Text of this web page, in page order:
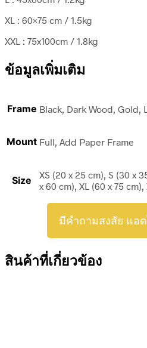
XL : 60×75 cm / 1.5kg
XXL : 75x100cm / 1.8kg
ข้อมูลเพิ่มเติม
Frame Black, Dark Wood, Gold,
Mount Full, Add Paper Frame
Size
XS (20 x 25 cm), S (30 x
x 60 cm), XL (60 x 75 cm),
มีคำถามสงสัย แอ
สินค้าที่เกี่ยวข้อง